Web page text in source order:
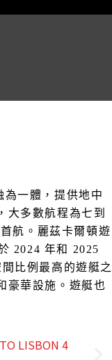
一體，提供地中
大多數航程為七到
航。麗茲卡爾頓遊
2024 年和 2025
比例最高的遊艇之
豪華設施。遊艇也